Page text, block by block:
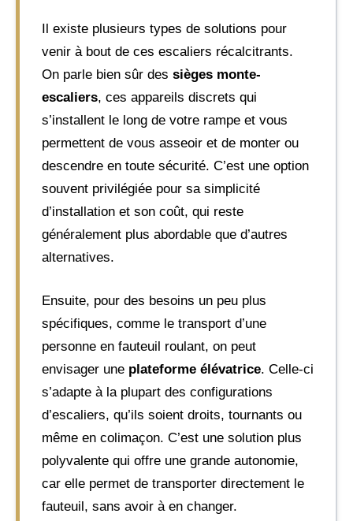
Il existe plusieurs types de solutions pour
venir à bout de ces escaliers récalcitrants.
On parle bien sûr des sièges monte-
escaliers, ces appareils discrets qui
s’installent le long de votre rampe et vous
permettent de vous asseoir et de monter ou
descendre en toute sécurité. C’est une option
souvent privilégiée pour sa simplicité
d’installation et son coût, qui reste
généralement plus abordable que d’autres
alternatives.
Ensuite, pour des besoins un peu plus
spécifiques, comme le transport d’une
personne en fauteuil roulant, on peut
envisager une plateforme élévatrice. Celle-ci
s’adapte à la plupart des configurations
d’escaliers, qu’ils soient droits, tournants ou
même en colimaçon. C’est une solution plus
polyvalente qui offre une grande autonomie,
car elle permet de transporter directement le
fauteuil, sans avoir à en changer.